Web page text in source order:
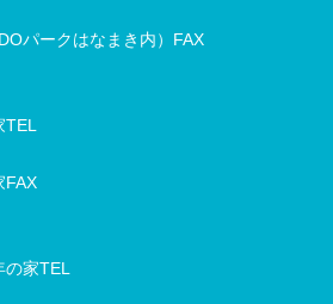
パークはなまき内）FAX
FAX
家TEL